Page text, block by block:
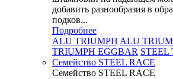
добавить разнообразия в
подков...
Подробнее
ALU TRIUMPH ALU
TRIUMPH EGGBAR STEEL
Семейство STEEL RACE
Семейство STEEL RACE